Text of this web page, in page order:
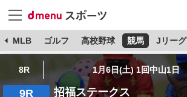
MLB ゴルフ 高校野球 競馬 Jリーグ
8R 1月6日(土) 1回中山1日
9R 招福ステークス